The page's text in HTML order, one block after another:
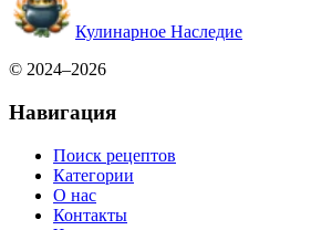
Кулинарное Наследие
© 2024–2026
Навигация
Поиск рецептов
Категории
О нас
Контакты